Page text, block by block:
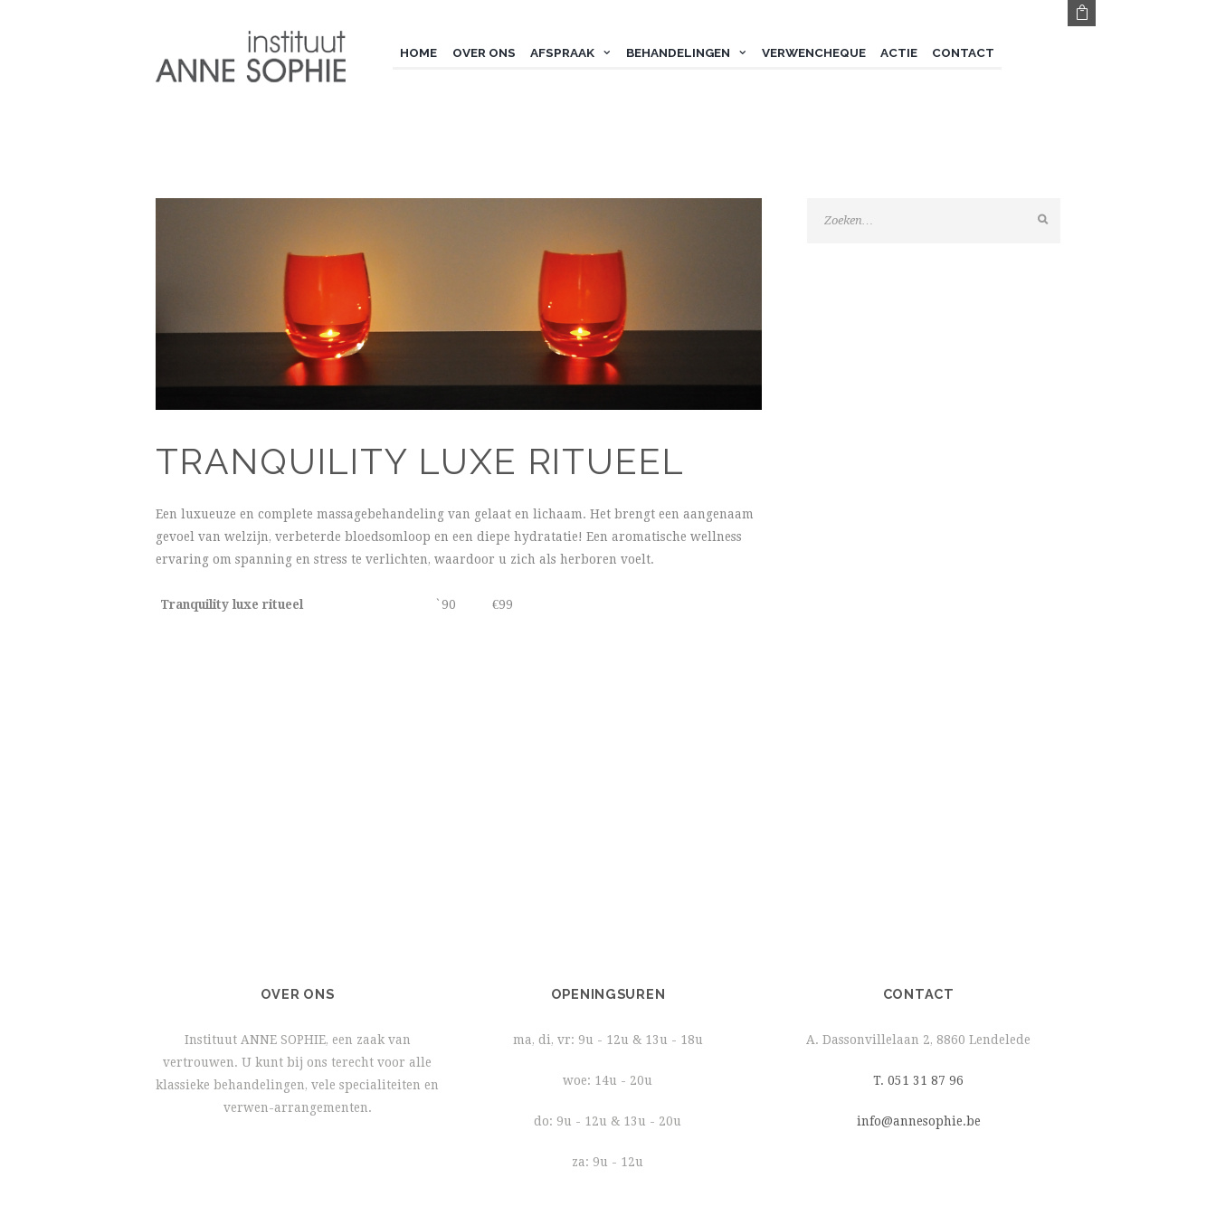
HOME OVER ONS AFSPRAAK BEHANDELINGEN VERWENCHEQUE ACTIE CONTACT
TRANQUILITY LUXE RITUEEL
Een luxueuze en complete massagebehandeling van gelaat en lichaam. Het brengt een aangenaam
gevoel van welzijn, verbeterde bloedsomloop en een diepe hydratatie! Een aromatische wellness
ervaring om spanning en stress te verlichten, waardoor u zich als herboren voelt.
Tranquility luxe ritueel `90 €99
OVER ONS
Instituut ANNE SOPHIE, een zaak van
vertrouwen. U kunt bij ons terecht voor alle
klassieke behandelingen, vele specialiteiten en
verwen-arrangementen.
OPENINGSUREN
ma, di, vr: 9u - 12u & 13u - 18u
woe: 14u - 20u
do: 9u - 12u & 13u - 20u
za: 9u - 12u
CONTACT
A. Dassonvillelaan 2, 8860 Lendelede
T. 051 31 87 96
info@annesophie.be